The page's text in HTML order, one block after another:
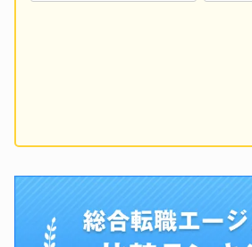
医療・福祉・介護
教師、保育士、講師、インストラクター、通訳